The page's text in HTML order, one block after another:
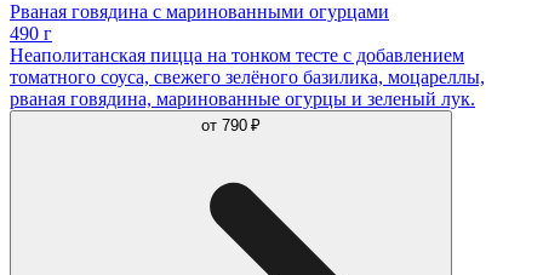
Рваная говядина с маринованными огурцами
490 г
Неаполитанская пицца на тонком тесте с добавлением
томатного соуса, свежего зелёного базилика, моцареллы,
рваная говядина, маринованные огурцы и зеленый лук.
от 790 ₽